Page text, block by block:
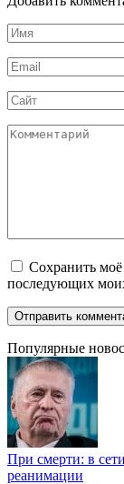
Имя
*
Email
*
Сайт
Комментарий
Сохранить моё
последующих
Популярные
При смерти: в
реанимации